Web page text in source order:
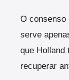
O consenso
serve
que Holland
recuperar